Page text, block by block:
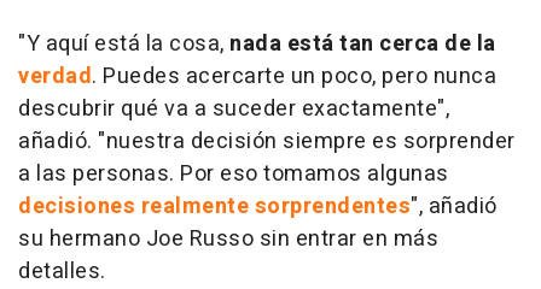
"Y aquí está la cosa, nada está tan cerca de la
verdad. Puedes acercarte un poco, pero nunca
descubrir qué va a suceder exactamente",
añadió. "nuestra decisión siempre es sorprender
a las personas. Por eso tomamos algunas
decisiones realmente sorprendentes", añadió
su hermano Joe Russo sin entrar en más
detalles.